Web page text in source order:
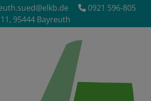
0921 596-805
95444 Bayreuth